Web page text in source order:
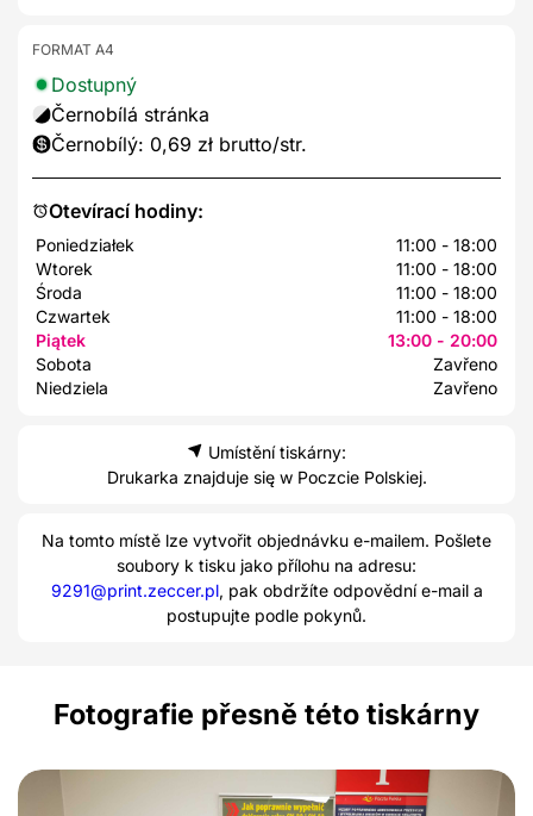
Otevírací hodiny:
Poniedziałek
11:00 - 18:00
Wtorek
11:00 - 18:00
Środa
11:00 - 18:00
Czwartek
11:00 - 18:00
Piątek
13:00 - 20:00
Sobota
Zavřeno
Niedziela
Zavřeno
FORMAT A4
Dostupný
Černobílá stránka
Černobílý: 0,69 zł brutto/str.
Umístění tiskárny:
Drukarka znajduje się w Poczcie Polskiej.
Na tomto místě lze vytvořit objednávku e-mailem. Pošlete
soubory k tisku jako přílohu na adresu:
9291@print.zeccer.pl, pak obdržíte odpovědní e-mail a
postupujte podle pokynů.
Fotografie přesně této tiskárny